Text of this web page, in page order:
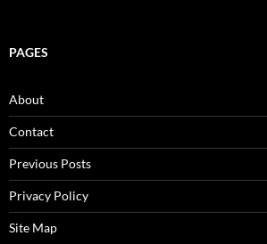
PAGES
About
Contact
Previous Posts
Privacy Policy
Site Map